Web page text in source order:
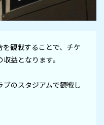
観戦することで、チケ
益となります。
のスタジアムで観戦し